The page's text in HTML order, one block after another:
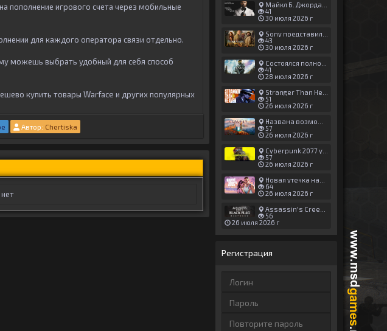
на пополнение игрового счета через мобильные
для каждого оператора связи отдельно.
можешь выбрать удобный для себя способ
купить товары Warface и других популярных
Автор: Chertiska
Майкл Б. Джордан сыграл главную роль в новой «Афере Томаса Крауна»
41
30 июля 2026 г
Sony представила трейлер новой части «Джуманджи»
43
30 июля 2026 г
Состоялся полноценный релиз Halo: Campaign Evolved
41
28 июля 2026 г
Stranger Than Heaven получила новый трейлер с акцентом на жестокие драки
51
26 июля 2026 г
Названа возможная дата выхода God of War: Laufey — 16 февраля 2027 года
57
26 июля 2026 г
Cyberpunk 2077 установила новый рекорд: 1,5 млрд загрузок модов, в топе — контент 18+
57
26 июля 2026 г
Новая утечка намекает на выход третьего трейлера GTA 6 уже 7 августа
64
26 июля 2026 г
Assassin's Creed Black Flag Resynced может позаимствовать систему испытаний у Mirage
56
26 июля 2026 г
Регистрация